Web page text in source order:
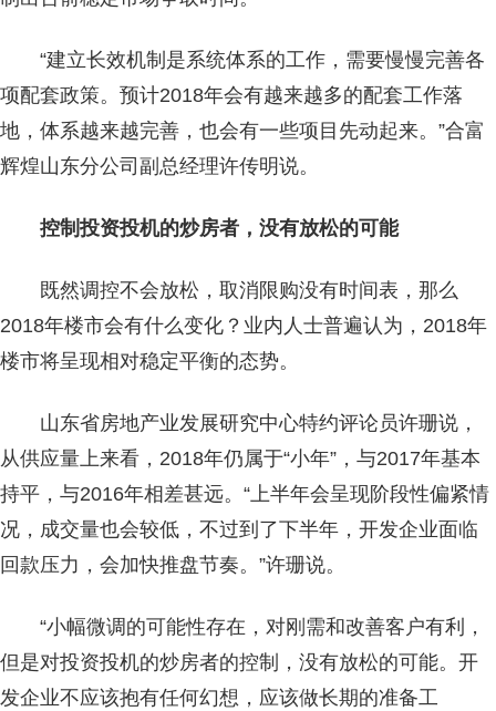
“建立长效机制是系统体系的工作，需要慢慢完善各
项配套政策。预计2018年会有越来越多的配套工作落
地，体系越来越完善，也会有一些项目先动起来。”合富
辉煌山东分公司副总经理许传明说。
控制投资投机的炒房者，没有放松的可能
既然调控不会放松，取消限购没有时间表，那么
2018年楼市会有什么变化？业内人士普遍认为，2018年
楼市将呈现相对稳定平衡的态势。
山东省房地产业发展研究中心特约评论员许珊说，
从供应量上来看，2018年仍属于“小年”，与2017年基本
持平，与2016年相差甚远。“上半年会呈现阶段性偏紧情
况，成交量也会较低，不过到了下半年，开发企业面临
回款压力，会加快推盘节奏。”许珊说。
“小幅微调的可能性存在，对刚需和改善客户有利，
但是对投资投机的炒房者的控制，没有放松的可能。开
发企业不应该抱有任何幻想，应该做长期的准备工